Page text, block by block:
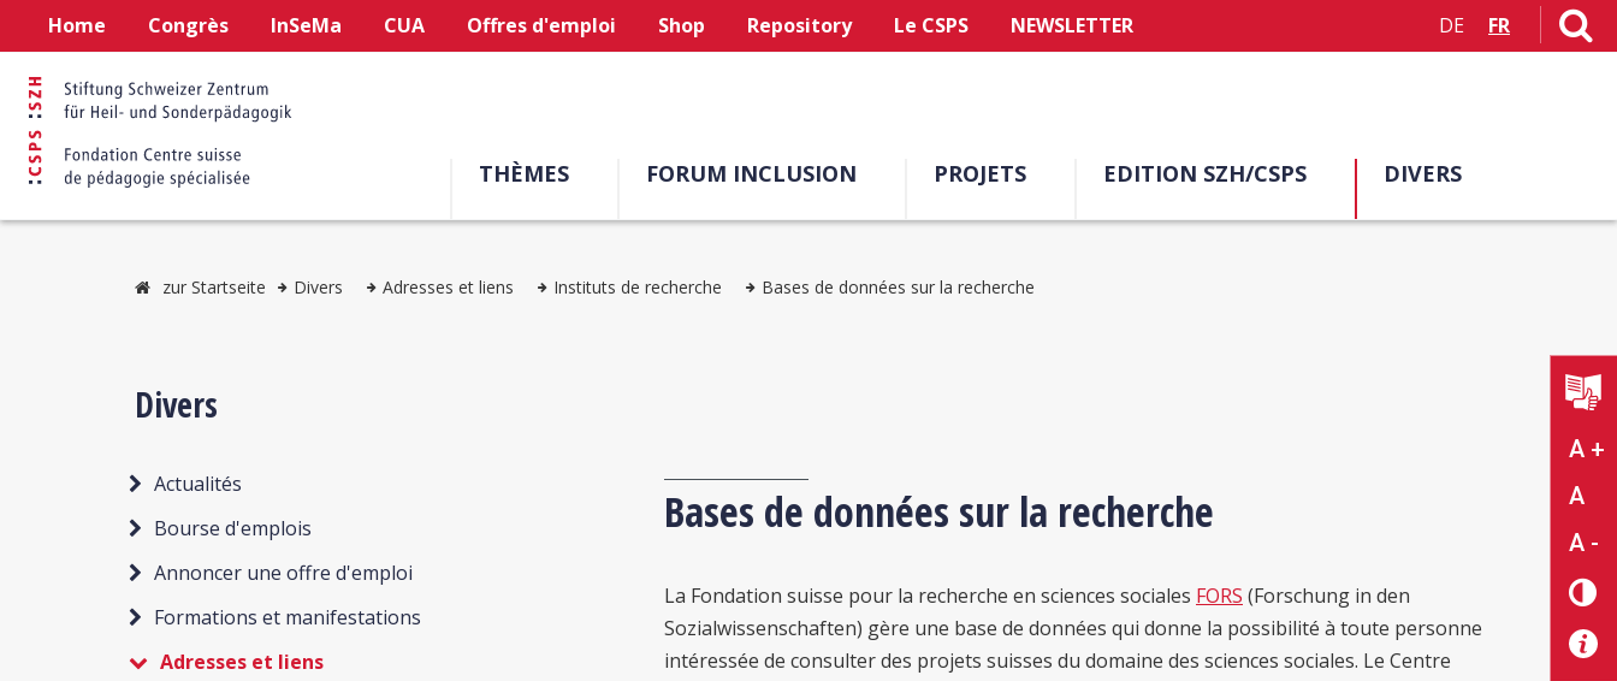
Home Congrès InSeMa CUA Offres d'emploi Shop Repository Le CSPS NEWSLETTER DE FR
THÈMES FORUM INCLUSION PROJETS EDITION SZH/CSPS DIVERS
A +
A
A -
zur Startseite Divers Adresses et liens Instituts de recherche Bases de données sur la recherche
Divers
Actualités
Bourse d'emplois
Annoncer une offre d'emploi
Formations et manifestations
Adresses et liens
Bases de données sur la recherche
La Fondation suisse pour la recherche en sciences sociales FORS (Forschung in den
Sozialwissenschaften) gère une base de données qui donne la possibilité à toute personne
intéressée de consulter des projets suisses du domaine des sciences sociales. Le Centre